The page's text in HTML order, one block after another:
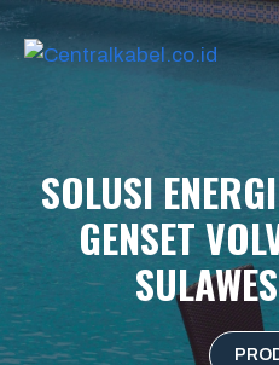
Skip
SOLUSI
GENSET